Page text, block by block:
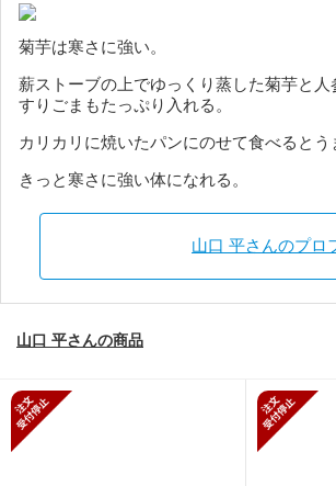
菊芋は寒さに強い。
薪ストーブの上でゆっくり蒸した菊芋と人
すりごまもたっぷり入れる。
カリカリに焼いたパンにのせて食べるとう
きっと寒さに強い体になれる。
山口 平さんのプロ
山口 平さんの商品